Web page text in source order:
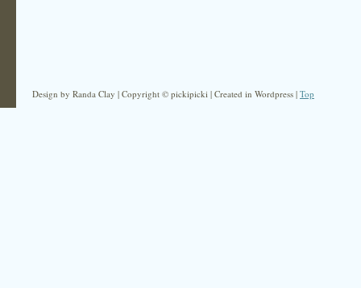
Design by Randa Clay | Copyright © pickipicki | Created in Wordpress | Top